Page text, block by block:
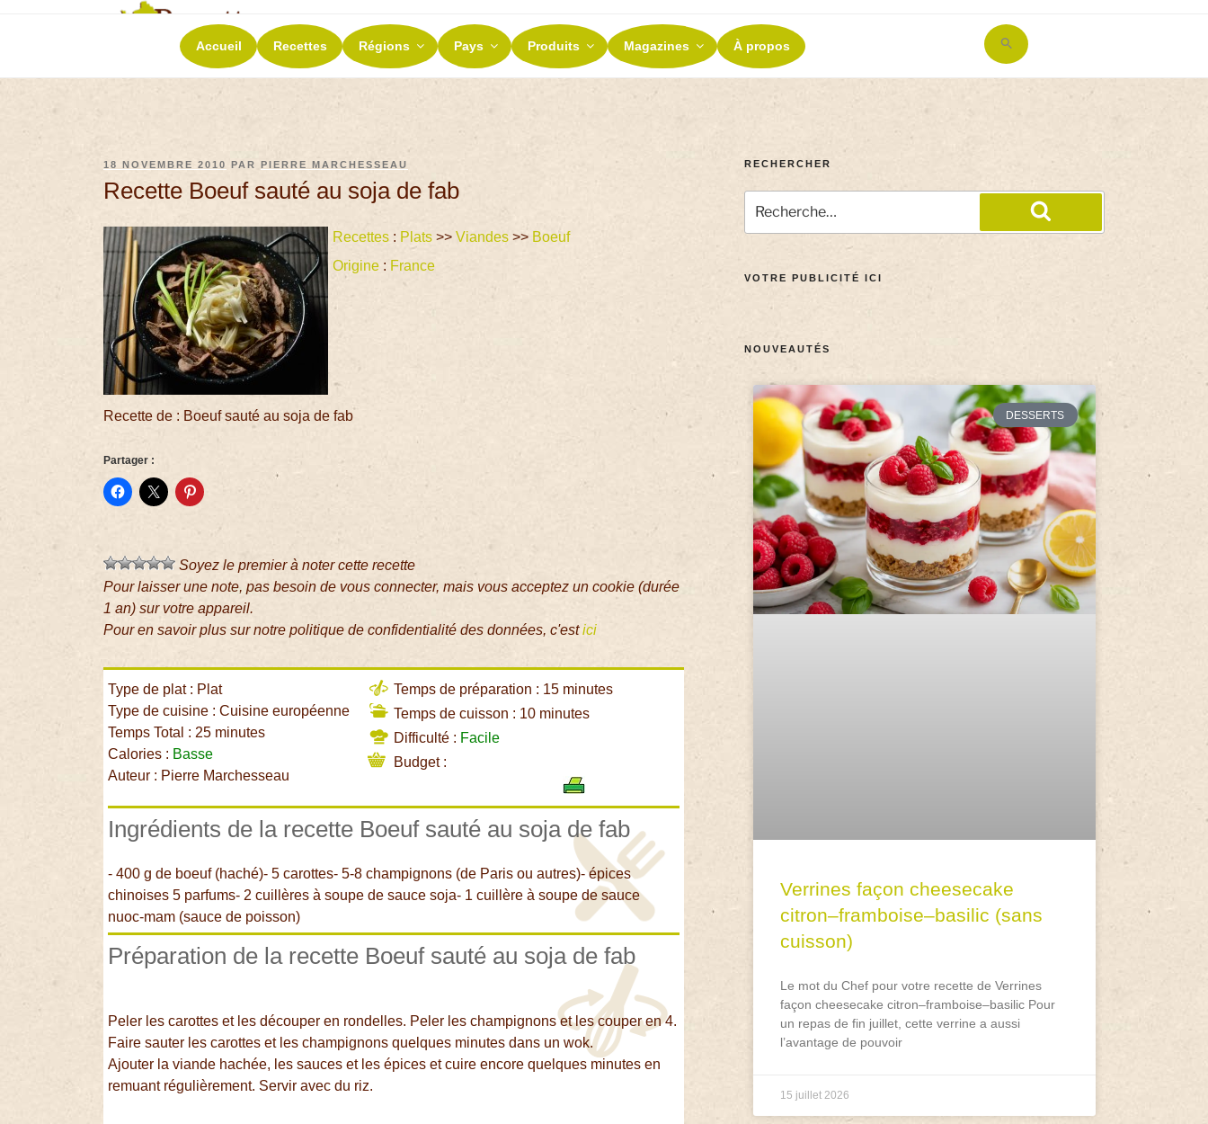
RECETTES ET TERROIRS
La richesse de nos terroirs
Accueil Recettes Régions Pays Produits Magazines À propos
Search
for:
18 NOVEMBRE 2010 PARPIERRE MARCHESSEAU
Recette Boeuf sauté au soja de fab
Recettes : Plats >>Viandes >> Boeuf
Origine : France
Recette de : Boeuf sauté au soja de fab
Partager :
Soyez le premier à noter cette recette
Pour laisser une note, pas besoin de vous connecter, mais vous acceptez un cookie (durée
1 an) sur votre appareil.
Pour en savoir plus sur notre politique de confidentialité des données, c'estici
Type de plat : Plat
Type de cuisine : Cuisine européenne
Temps Total : 25 minutes
Calories : Basse
Auteur : Pierre Marchesseau
Temps de préparation : 15 minutes
Temps de cuisson : 10 minutes
Difficulté : Facile
Budget :
Ingrédients de la recette Boeuf sauté au soja de fab
- 400 g de boeuf (haché)- 5 carottes- 5-8 champignons (de Paris ou autres)- épices
chinoises 5 parfums- 2 cuillères à soupe de sauce soja- 1 cuillère à soupe de sauce
nuoc-mam (sauce de poisson)
Préparation de la recette Boeuf sauté au soja de fab
Peler les carottes et les découper en rondelles. Peler les champignons et les couper en 4.
Faire sauter les carottes et les champignons quelques minutes dans un wok.
Ajouter la viande hachée, les sauces et les épices et cuire encore quelques minutes en
remuant régulièrement. Servir avec du riz.
RECHERCHER
VOTRE PUBLICITÉ ICI
NOUVEAUTÉS
DESSERTS
Verrines façon cheesecake
citron–framboise–basilic (sans
cuisson)
Le mot du Chef pour votre recette de Verrines
façon cheesecake citron–framboise–basilic Pour
un repas de fin juillet, cette verrine a aussi
l’avantage de pouvoir
15 juillet 2026